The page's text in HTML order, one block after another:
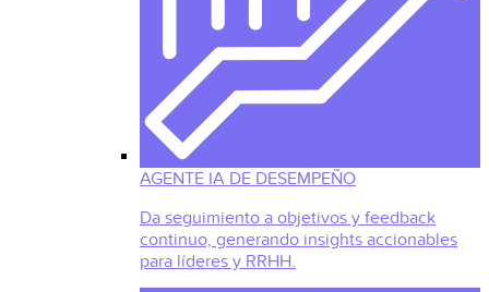
AGENTE IA DE DESEMPEÑO
Da seguimiento a objetivos y feedback
continuo, generando insights accionables
para líderes y RRHH.